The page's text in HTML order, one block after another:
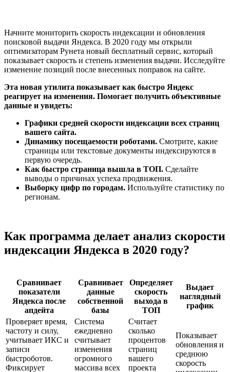
Начните мониторить скорость индексации и обновления
поисковой выдачи Яндекса. В 2020 году мы открыли
оптимизаторам Рунета новый бесплатный сервис, который
показывает скорость и степень изменения выдачи. Исследуйте
изменение позиций после внесенных поправок на сайте.
Эта новая утилита показывает как быстро Яндекс
реагирует на изменения. Помогает получить объективные
данные и увидеть:
Графики средней скорости индексации всех страниц
вашего сайта.
Динамику посещаемости роботами. Смотрите, какие
страницы или текстовые документы индексируются в
первую очередь.
Как быстро страница вышла в ТОП. Сделайте
выводы о причинах успеха продвижения.
Выборку цифр по городам. Используйте статистику по
регионам.
Как программа делает анализ скорости
индексации Яндекса в 2020 году?
Сравнивает
показатели
Яндекса после
апдейта
Сравнивает
данные
собственной
базы
Определяет
скорость
выхода в
ТОП
Выдает
наглядный
график
Проверяет время,
частоту и силу,
учитывает ИКС и
записи
быстроботов.
Фиксирует
Система
ежедневно
считывает
изменения
огромного
массива всех
Считает
сколько
процентов
страниц
вашего
проекта
Показывает
обновления и
среднюю
скорость